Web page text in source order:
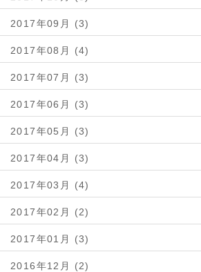
2017年09月 (3)
2017年08月 (4)
2017年07月 (3)
2017年06月 (3)
2017年05月 (3)
2017年04月 (3)
2017年03月 (4)
2017年02月 (2)
2017年01月 (3)
2016年12月 (2)